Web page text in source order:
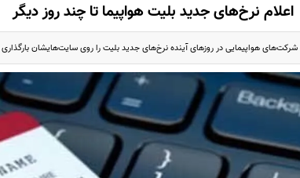
اعلام نرخ‌های جدید بلیت هواپیما تا چند روز دیگر
شرکت‌های هواپیمایی در روزهای آینده نرخ‌های جدید بلیت را روی سایت‌هایشان